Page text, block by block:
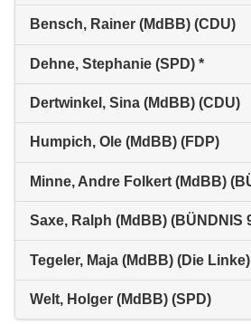
Bensch, Rainer (MdBB) (CDU)
Dehne, Stephanie (SPD) *
Dertwinkel, Sina (MdBB) (CDU)
Humpich, Ole (MdBB) (FDP)
Tegeler, Maja (MdBB) (Die Linke)
Welt, Holger (MdBB) (SPD)